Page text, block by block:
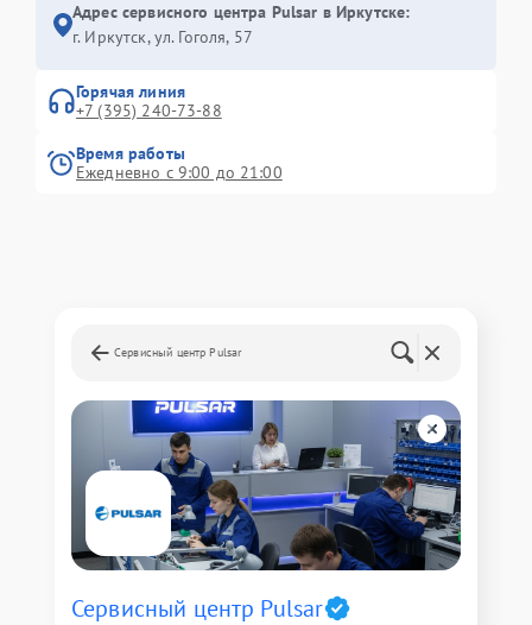
Адрес сервисного центра Pulsar в Иркутске:
г. Иркутск, ул. ​Гоголя, 57
Горячая линия
+7 (395) 240-73-88
Время работы
Ежедневно с 9:00 до 21:00
Сервисный центр Pulsar
Сервисный центр Pulsar